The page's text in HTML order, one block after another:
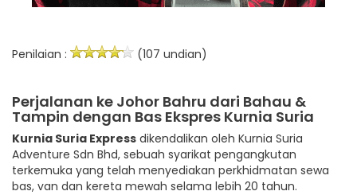
Penilaian : (107 undian)
Perjalanan ke Johor Bahru dari Bahau &
Tampin dengan Bas Ekspres Kurnia Suria
Kurnia Suria Express dikendalikan oleh Kurnia Suria
Adventure Sdn Bhd, sebuah syarikat pengangkutan
terkemuka yang telah menyediakan perkhidmatan sewa
bas, van dan kereta mewah selama lebih 20 tahun.